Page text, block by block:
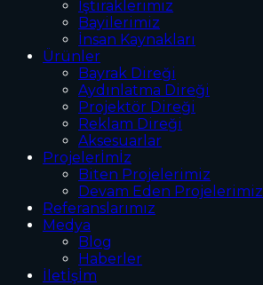
İştiraklerimiz
Bayilerimiz
İnsan Kaynakları
Ürünler
Bayrak Direği
Aydınlatma Direği
Projektör Direği
Reklam Direği
Aksesuarlar
Projelerİmİz
Biten Projelerimiz
Devam Eden Projelerimiz
Referanslarımız
Medya
Blog
Haberler
İletİşİm